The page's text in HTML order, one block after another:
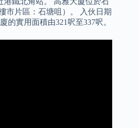
市片區：石塘咀）。 入伙日期
的實用面積由321呎至337呎。